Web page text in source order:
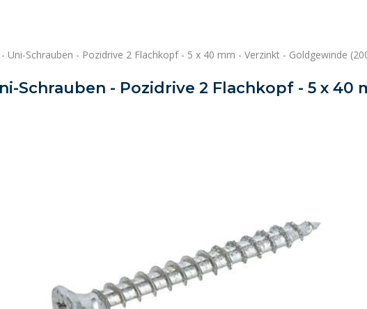
Uni-Schrauben - Pozidrive 2 Flachkopf - 5 x 40 mm - Verzinkt - Goldgewinde
Schrauben - Pozidrive 2 Flachkopf - 5 x